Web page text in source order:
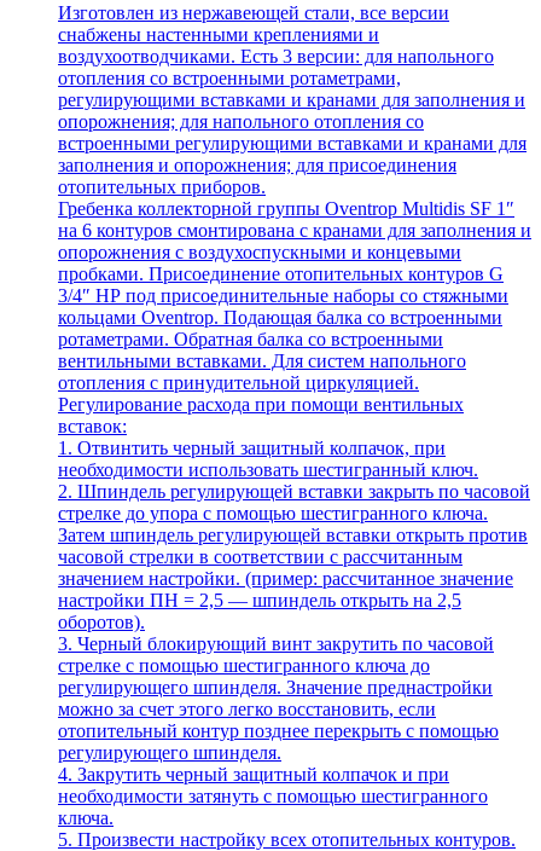
Изготовлен из нержавеющей стали, все версии
снабжены настенными креплениями и
воздухоотводчиками. Есть 3 версии: для напольного
отопления со встроенными ротаметрами,
регулирующими вставками и кранами для заполнения и
опорожнения; для напольного отопления со
встроенными регулирующими вставками и кранами для
заполнения и опорожнения; для присоединения
отопительных приборов.
Гребенка коллекторной группы Oventrop Multidis SF 1″
на 6 контуров смонтирована с кранами для заполнения и
опорожнения с воздухоспускными и концевыми
пробками. Присоединение отопительных контуров G
3/4″ НР под присоединительные наборы со стяжными
кольцами Oventrop. Подающая балка со встроенными
ротаметрами. Обратная балка со встроенными
вентильными вставками. Для систем напольного
отопления с принудительной циркуляцией.
Регулирование расхода при помощи вентильных
вставок:
1. Отвинтить черный защитный колпачок, при
необходимости использовать шестигранный ключ.
2. Шпиндель регулирующей вставки закрыть по часовой
стрелке до упора с помощью шестигранного ключа.
Затем шпиндель регулирующей вставки открыть против
часовой стрелки в соответствии с рассчитанным
значением настройки. (пример: рассчитанное значение
настройки ПН = 2,5 — шпиндель открыть на 2,5
оборотов).
3. Черный блокирующий винт закрутить по часовой
стрелке с помощью шестигранного ключа до
регулирующего шпинделя. Значение преднастройки
можно за счет этого легко восстановить, если
отопительный контур позднее перекрыть с помощью
регулирующего шпинделя.
4. Закрутить черный защитный колпачок и при
необходимости затянуть с помощью шестигранного
ключа.
5. Произвести настройку всех отопительных контуров.